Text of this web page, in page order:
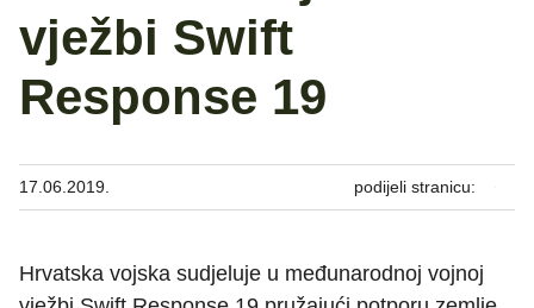
vježbi Swift
Response 19
17.06.2019. podijeli stranicu:
Hrvatska vojska sudjeluje u međunarodnoj vojnoj